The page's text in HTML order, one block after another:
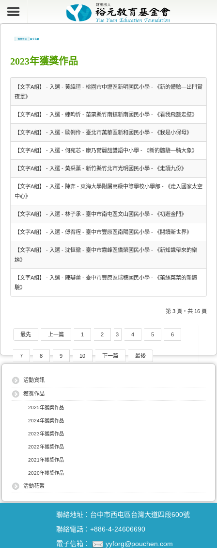
2023年獲獎作品
【文字A組】 - 入選 - 黃緯瑄 - 桃園市中壢區新明國民小學 - 《新的體驗—出門賞
夜景》
【文字A組】 - 入選 - 練畇忻 - 苗栗縣竹南鎮新南國民小學 - 《看我飛簷走壁》
【文字A組】 - 入選 - 歐俐伶 - 臺北市萬華區新和國民小學 - 《我是小保母》
【文字A組】 - 入選 - 何宛芯 - 康乃薾麗喆雙語中小學 - 《新的體驗—騎大象》
【文字A組】 - 入選 - 黃采薰 - 新竹縣竹北市光明國民小學 - 《走讀九份》
【文字A組】 - 入選 - 陳弈 - 東海大學附屬高級中等學校小學部 - 《走入國家太空
中心》
【文字A組】 - 入選 - 林子承 - 臺中市南屯區文山國民小學 - 《初遊金門》
【文字A組】 - 入選 - 傅宥程 - 臺中市豐原區南陽國民小學 - 《閱讀新世界》
【文字A組】 - 入選 - 沈恒徹 - 臺中市霧峰區僑榮國民小學 - 《新知識帶來的樂
趣》
【文字A組】 - 入選 - 陳辯薰 - 臺中市豐原區瑞穗國民小學 - 《蕾絲菜葉的新體
驗》
第 3 頁，共 16 頁
最先 上一篇 1 2 3 4 5 6
7 8 9 10 下一篇 最後
活動資訊
獲獎作品
2025年獲獎作品
2024年獲獎作品
2023年獲獎作品
2022年獲獎作品
2021年獲獎作品
2020年獲獎作品
活動花絮
聯絡地址：台中市西屯區台灣大道四段600號
聯絡電話：+886-4-24606690
電子信箱：
yyforg@pouchen.com